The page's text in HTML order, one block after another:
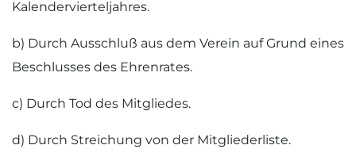
Kalendervierteljahres.
b) Durch Ausschluß aus dem Verein auf Grund eines
Beschlusses des Ehrenrates.
c) Durch Tod des Mitgliedes.
d) Durch Streichung von der Mitgliederliste.